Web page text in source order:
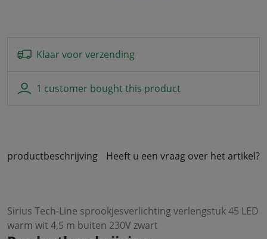
Klaar voor verzending
1 customer bought this product
productbeschrijving Heeft u een vraag over het artikel?
Sirius Tech-Line sprookjesverlichting verlengstuk 45 LED
warm wit 4,5 m buiten 230V zwart